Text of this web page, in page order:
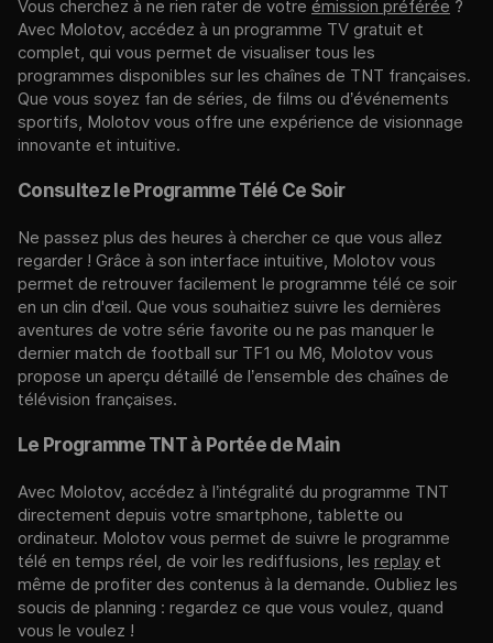
Vous cherchez à ne rien rater de votre émission préférée ?
Avec Molotov, accédez à un programme TV gratuit et
complet, qui vous permet de visualiser tous les
programmes disponibles sur les chaînes de TNT françaises.
Que vous soyez fan de séries, de films ou d’événements
sportifs, Molotov vous offre une expérience de visionnage
innovante et intuitive.
Consultez le Programme Télé Ce Soir
Ne passez plus des heures à chercher ce que vous allez
regarder ! Grâce à son interface intuitive, Molotov vous
permet de retrouver facilement le programme télé ce soir
en un clin d'œil. Que vous souhaitiez suivre les dernières
aventures de votre série favorite ou ne pas manquer le
dernier match de football sur TF1 ou M6, Molotov vous
propose un aperçu détaillé de l’ensemble des chaînes de
télévision françaises.
Le Programme TNT à Portée de Main
Avec Molotov, accédez à l’intégralité du programme TNT
directement depuis votre smartphone, tablette ou
ordinateur. Molotov vous permet de suivre le programme
télé en temps réel, de voir les rediffusions, les replay et
même de profiter des contenus à la demande. Oubliez les
soucis de planning : regardez ce que vous voulez, quand
vous le voulez !